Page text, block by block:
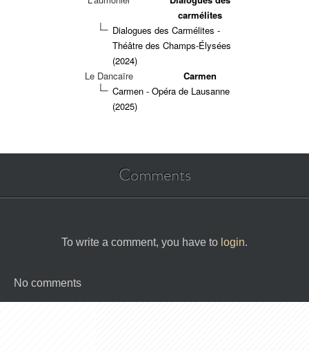
carmélites
Dialogues des Carmélites -
Théâtre des Champs-Élysées
(2024)
Le Dancaïre
Carmen
Carmen - Opéra de Lausanne
(2025)
Comments
To write a comment, you have to login.
No comments